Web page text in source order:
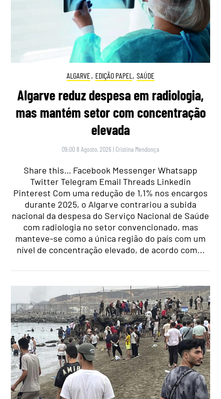
ALGARVE, EDIÇÃO PAPEL , SAÚDE
Algarve reduz despesa em radiologia,
mas mantém setor com concentração
elevada
09:00 8 Agosto, 2026 | Cristina Mendonça
Share this… Facebook Messenger Whatsapp
Twitter Telegram Email Threads Linkedin
Pinterest Com uma redução de 1,1% nos encargos
durante 2025, o Algarve contrariou a subida
nacional da despesa do Serviço Nacional de Saúde
com radiologia no setor convencionado, mas
manteve-se como a única região do país com um
nível de concentração elevado, de acordo com...